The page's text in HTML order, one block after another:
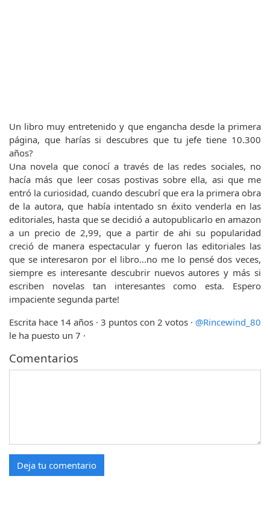
Un libro muy entretenido y que engancha desde la primera
página, que harías si descubres que tu jefe tiene 10.300
años?
Una novela que conocí a través de las redes sociales, no
hacía más que leer cosas postivas sobre ella, asi que me
entró la curiosidad, cuando descubrí que era la primera obra
de la autora, que había intentado sn éxito venderla en las
editoriales, hasta que se decidió a autopublicarlo en amazon
a un precio de 2,99, que a partir de ahi su popularidad
creció de manera espectacular y fueron las editoriales las
que se interesaron por el libro...no me lo pensé dos veces,
siempre es interesante descubrir nuevos autores y más si
escriben novelas tan interesantes como esta. Espero
impaciente segunda parte!
Escrita hace 14 años · 3 puntos con 2 votos · @Rincewind_80
le ha puesto un 7 ·
Comentarios
Deja tu comentario